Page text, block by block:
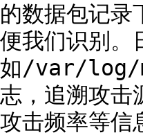
的数据包记录
便我们识别。
如/var/log/
志，追溯攻击
攻击频率等信